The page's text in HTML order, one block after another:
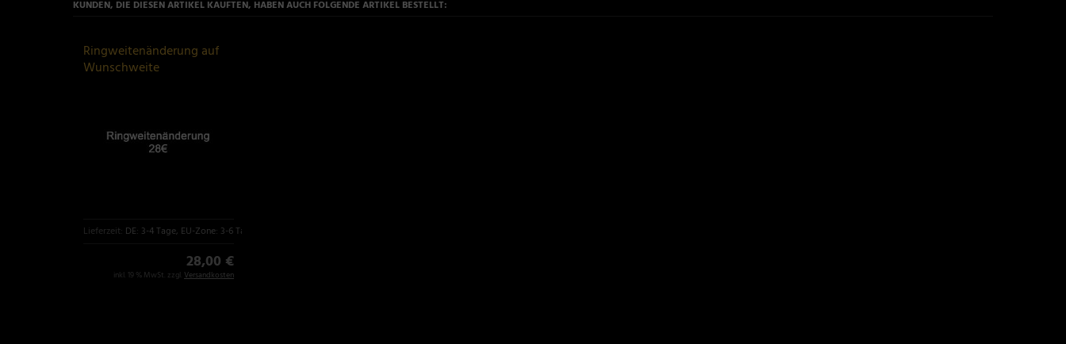
KUNDEN, DIE DIESEN ARTIKEL KAUFTEN, HABEN AUCH FOLGENDE ARTIKEL BESTELLT:
Ringweitenänderung auf
Wunschweite
Lieferzeit: DE: 3-4 Tage, EU-Zone: 3-6 Tage
28,00 €
inkl. 19 % MwSt. zzgl. Versandkosten